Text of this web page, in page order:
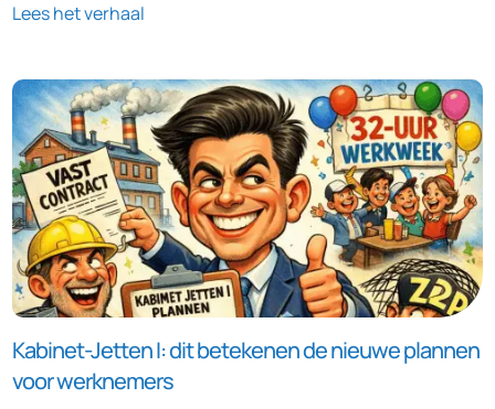
Lees het verhaal
Kabinet-Jetten I: dit betekenen de nieuwe plannen
voor werknemers